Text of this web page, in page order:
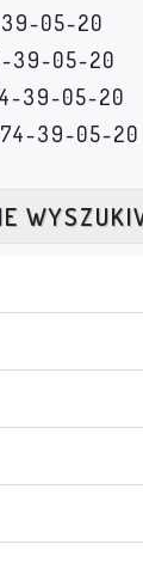
05-20
39-05-20
39-05-20
39-05-20